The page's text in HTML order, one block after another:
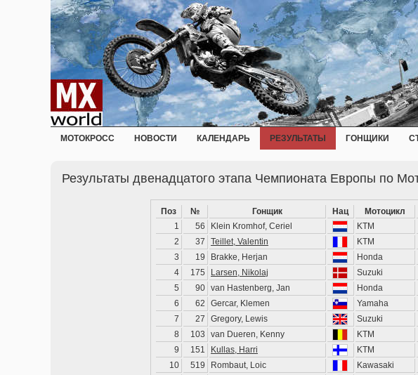
МОТОКРОСС НОВОСТИ КАЛЕНДАРЬ РЕЗУЛЬТАТЫ ГОНЩИКИ
Результаты двенадцатого этапа Чемпионата Европы по
Поз № Гонщик Нац Мотоцикл
1
56 Klein Kromhof, Ceriel KTM
2
37 Teillet, Valentin KTM
3
19 Brakke, Herjan Honda
4
175 Larsen, Nikolaj Suzuki
5
90 van Hastenberg, Jan Honda
6
62 Gercar, Klemen Yamaha
7
27 Gregory, Lewis Suzuki
8
103 van Dueren, Kenny KTM
9
151 Kullas, Harri KTM
10
519 Rombaut, Loic Kawasaki